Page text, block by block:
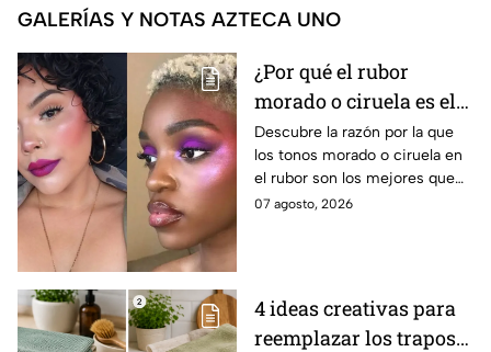
GALERÍAS Y NOTAS AZTECA UNO
¿Por qué el rubor
morado o ciruela es el
mejor secreto para
iluminar las pieles
morenas?
Descubre la razón por la que
los tonos morado o ciruela en
el rubor son los mejores que
puedes elegir si tienes la piel
07 agosto, 2026
4 ideas creativas para
reemplazar los trapos